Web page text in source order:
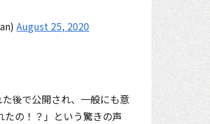
August 25, 2020
後で公開され、一般にも意
の！？」という驚きの声